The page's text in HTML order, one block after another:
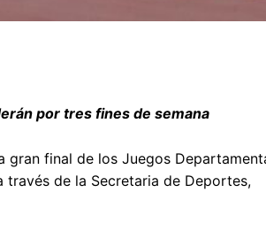
por tres fines de semana
gran final de los Juegos
través de la Secretaria de Deportes,